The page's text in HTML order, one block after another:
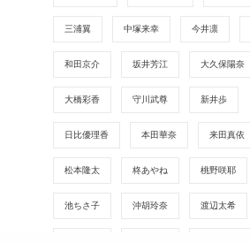
三浦翼 中塚来幸 今井凛
和田京介 坂井芳江 大久保陽奈
大橋彩香 守川武尊 新井歩
日比優理香 本田華奈 来田真依
松本隆太 柊あやね 桃野咲耶
池ちさ子 沖胡玲奈 渡辺太希